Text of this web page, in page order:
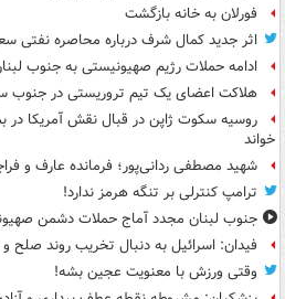
فورلان به خانه بازگشت
اثر جدید کمال شرف درباره محاصره نفتی
ادامه حملات رژیم صهیونیستی به جنوب
هلاکت اعضای یک تیم تروریستی در جنوب
روسیه سکوت ژاپن در قبال نقش آمریکا در
خواند
شهید مصطفی ردانی‌پور؛ فرمانده عارف و
ترامپ کنترلی بر تنگه هرمز ندارد!
جنوب لبنان مجدد آماج حملات دشمن
فیدان: اسرائیل به دنبال تخریب روند
وقتی ورزش با معنویت عجین بشه!